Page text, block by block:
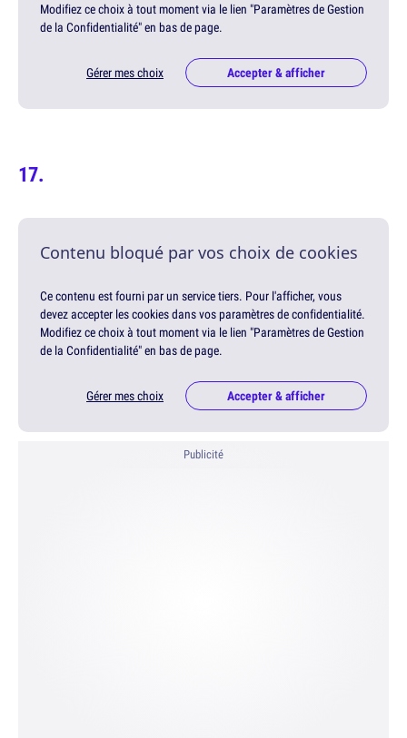
Modifiez ce choix à tout moment via le lien "Paramètres de Gestion
de la Confidentialité" en bas de page.
Gérer mes choix Accepter & afficher
Contenu bloqué par vos choix de cookies
Ce contenu est fourni par un service tiers. Pour l'afficher, vous
devez accepter les cookies dans vos paramètres de confidentialité.
Modifiez ce choix à tout moment via le lien "Paramètres de Gestion
de la Confidentialité" en bas de page.
Gérer mes choix Accepter & afficher
Publicité